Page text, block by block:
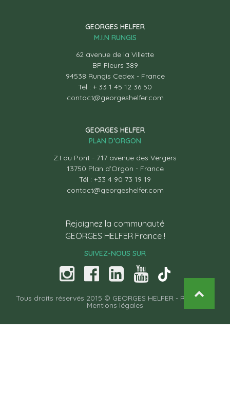
GEORGES HELFER
M.I.N RUNGIS
62 avenue de la Villette
BP Fleurs 389
94538 Rungis Cedex - France
Tél : + 33 1 45 12 36 50
contact@georgeshelfer.com
GEORGES HELFER
PLAN D’ORGON
Z.I du Pont - 717 avenue des Vergers
13750 Plan d’Orgon - France
Tél : +33 4 90 73 19 19
contact@georgeshelfer.com
Rejoignez la communauté
GEORGES HELFER France !
SUIVEZ-NOUS SUR
Tous droits réservés 2015 © GEORGES HELFER - Recettes
Mentions légales